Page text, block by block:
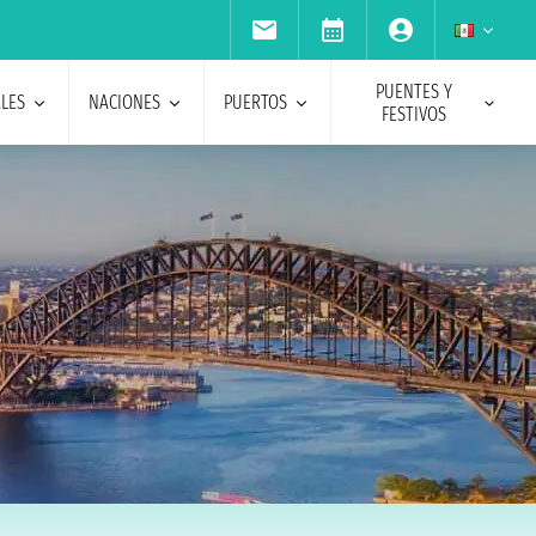
NACIONES PUERTOS
PUENTES Y
FESTIVOS